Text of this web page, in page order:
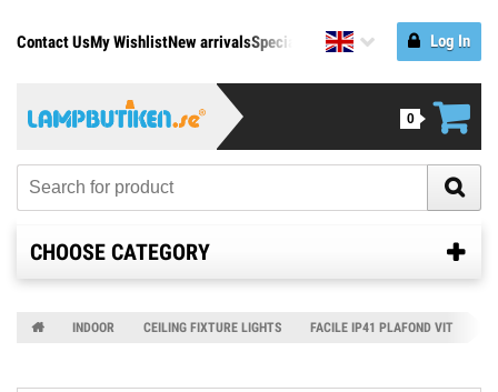
Contact UsMy WishlistNew arrivalsSpecials Manufacturers Log In
0
CHOOSE CATEGORY
INDOOR CEILING FIXTURE LIGHTS FACILE IP41 PLAFOND VIT